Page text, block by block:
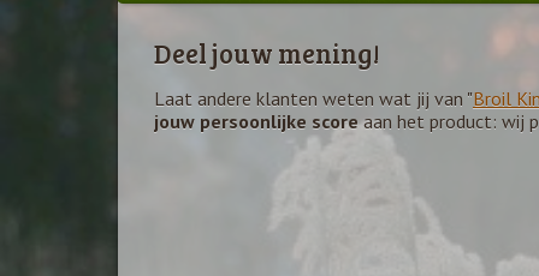
Deel jouw mening!
Laat andere klanten weten wat jij van "Broil
jouw persoonlijke scoreaan het product: wij